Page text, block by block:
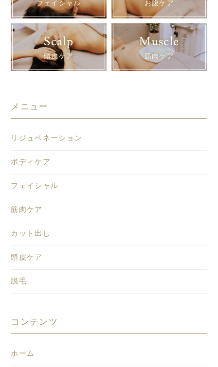
フェイシャル お腹ケア
Scalp
頭皮ケア
Muscle
筋肉ケア
メニュー
リジュベネーション
ボディケア
フェイシャル
筋肉ケア
カット出し
頭皮ケア
脱毛
コンテンツ
ホーム